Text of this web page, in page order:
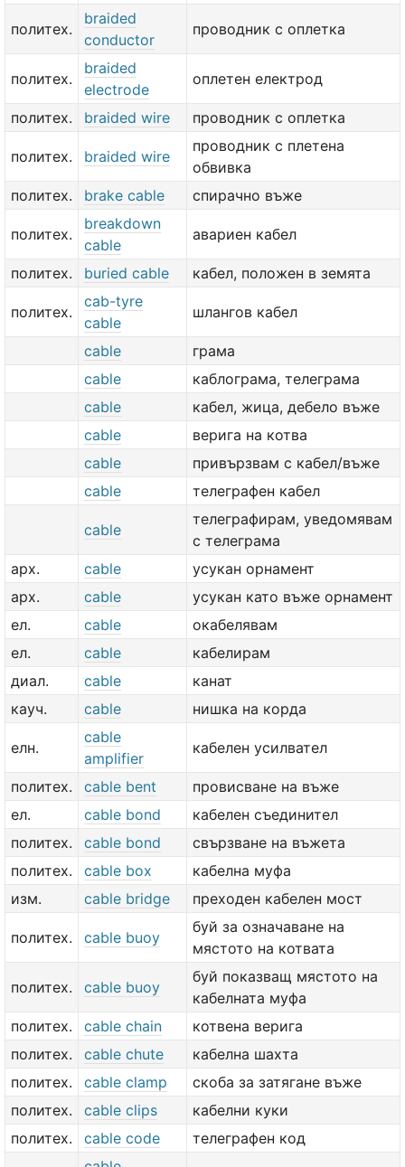
политех.
braided
conductor
проводник с оплетка
политех.
braided
electrode
оплетен електрод
политех. braided wire проводник с оплетка
политех. braided wire
проводник с плетена
обвивка
политех.
brake cable спирачно въже
политех.
breakdown
cable
авариен кабел
политех. buried cable кабел, положен в земята
политех.
cab-tyre
cable
шлангов кабел
cable
грама
cable
каблограма, телеграма
cable
кабел, жица, дебело въже
cable
верига на котва
cable
привързвам с кабел/въже
cable
телеграфен кабел
cable
телеграфирам, уведомявам
с телеграма
арх.
cable
усукан орнамент
арх.
cable
усукан като въже орнамент
ел.
cable
окабелявам
ел.
cable
кабелирам
диал.
cable
канат
кауч.
cable нишка на корда
елн.
cable
amplifier
кабелен усилвател
политех. cable bent
провисване на въже
ел.
cable bond
кабелен съединител
политех.
cable bond
свързване на въжета
политех.
cable box
кабелна муфа
изм.
cable bridge преходен кабелен мост
политех. cable buoy
буй за означаване на
мястото на котвата
политех. cable buoy
буй показващ мястото на
кабелната муфа
политех.
cable chain
котвена верига
политех.
cable chute
кабелна шахта
политех.
cable clamp
скоба за затягане въже
политех.
cable clips
кабелни куки
политех.
cable code
телеграфен код